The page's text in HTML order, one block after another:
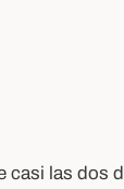
casi las dos